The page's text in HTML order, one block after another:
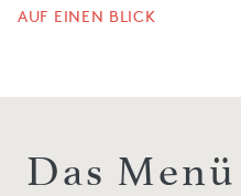
AUF EINEN BLICK
Das Menü